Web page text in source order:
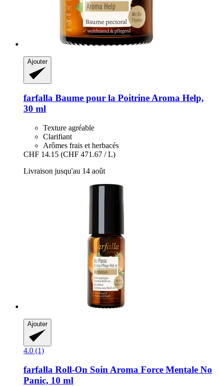
Ajouter
farfalla Baume pour la Poitrine Aroma Help,
30 ml
Texture agréable
Clarifiant
Arômes frais et herbacés
CHF 14.15 (CHF 471.67 / L)
Livraison jusqu'au 14 août
Ajouter
4.0 (1)
farfalla Roll-​On Soin Aroma Force Mentale No
Panic, 10 ml